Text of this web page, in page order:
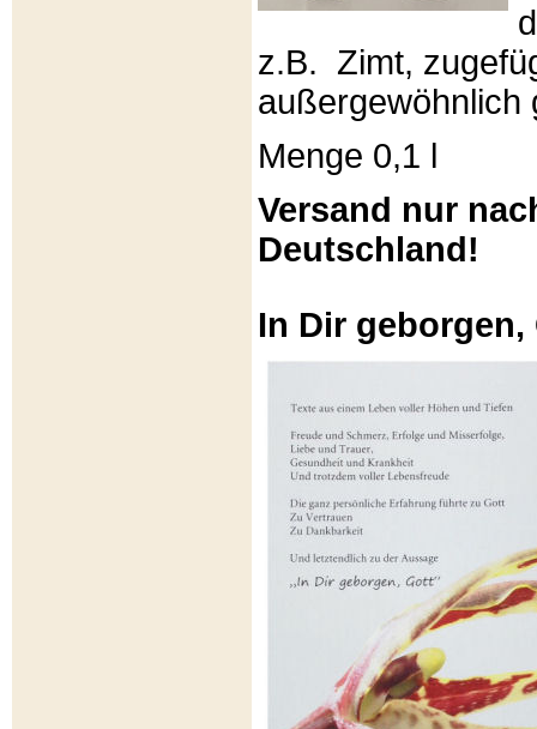
z.B. Zimt,
außergewöhnlich
Menge 0,1 l
Versand nur
Deutschland!
In Dir geborgen,